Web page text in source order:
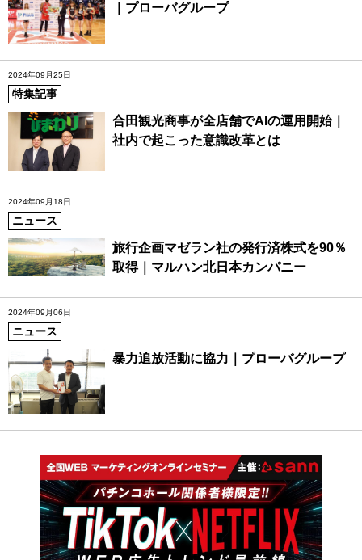
｜プローバグループ
2024年09月25日
特集記事
合田観光商事が全店舗でAIの運用開始｜
社内で起こった意識改革とは
2024年09月18日
ニュース
旅行企画マゼラン社の発行済株式を90％
取得｜マルハン北日本カンパニー
2024年09月06日
ニュース
暴力追放活動に協力｜プローバグループ